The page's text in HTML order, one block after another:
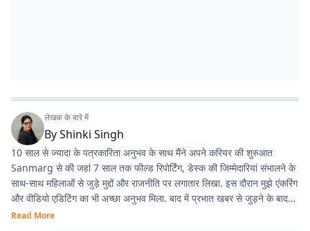
लेखक के बारे में
ByShinki Singh
10 साल से ज्यादा के पत्रकारिता अनुभव के साथ मैंने अपने करियर की शुरुआत
Sanmarg से की जहां 7 साल तक फील्ड रिपोर्टिंग, डेस्क की जिम्मेदारियां संभालने के
साथ-साथ महिलाओं से जुड़े मुद्दों और राजनीति पर लगातार लिखा. इस दौरान मुझे एंकरिंग
और वीडियो एडिटिंग का भी अच्छा अनुभव मिला. बाद में प्रभात खबर से जुड़ने के बाद
मेरा फोकस हार्ड न्यूज पर ज्यादा रहा. वहीं लाइफस्टाइल जर्नलिज्म में भी काम करने का
Read More